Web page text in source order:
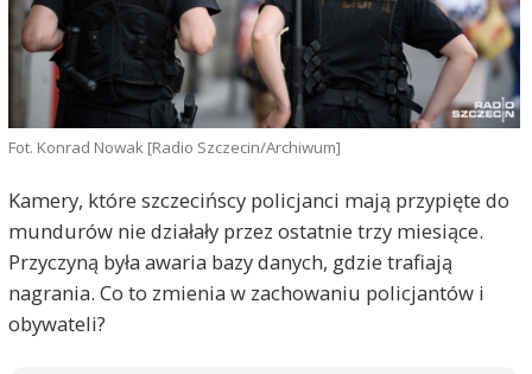
Fot. Konrad Nowak [Radio Szczecin/Archiwum]
Kamery, które szczecińscy policjanci mają przypięte do
mundurów nie działały przez ostatnie trzy miesiące.
Przyczyną była awaria bazy danych, gdzie trafiają
nagrania. Co to zmienia w zachowaniu policjantów i
obywateli?